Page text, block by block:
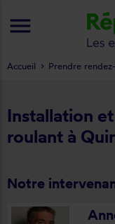
Installation
roulant à
Notre
Accueil Prendre
menu